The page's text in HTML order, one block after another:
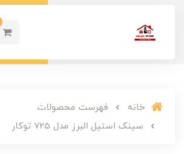
خانه
فهرست محصولات
سینک استیل البرز مدل 725 توکار